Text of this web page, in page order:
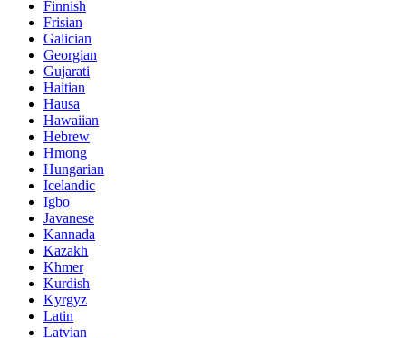
Finnish
Frisian
Galician
Georgian
Gujarati
Haitian
Hausa
Hawaiian
Hebrew
Hmong
Hungarian
Icelandic
Igbo
Javanese
Kannada
Kazakh
Khmer
Kurdish
Kyrgyz
Latin
Latvian